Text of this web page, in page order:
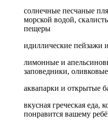
солнечные песчаные
морской водой,
пещеры
идиллические пейзажи
лимонные и
заповедники,
аквапарки и открытые
вкусная греческая еда,
понравится